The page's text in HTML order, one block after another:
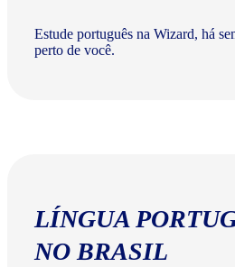
Estude português na Wizard, há
perto de você.
LÍNGUA
NO BRASIL